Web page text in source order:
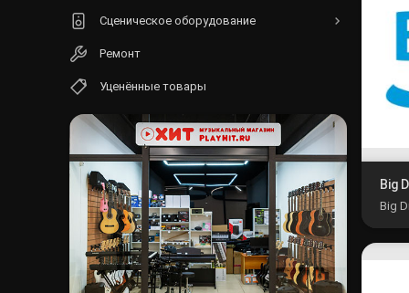
Big
Big
в
Сценическое оборудование
Ремонт
Уценённые товары